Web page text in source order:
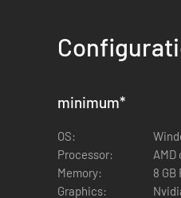
minimum*
OS:
Processor:
Memory:
8 GB
Graphics: